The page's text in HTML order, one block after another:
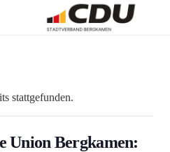
stattgefunden.
Union Bergkamen: